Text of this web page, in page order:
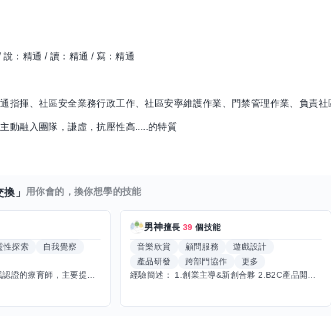
：精通 / 讀：精通 / 寫：精通
指揮、社區安全業務行政工作、社區安寧維護作業、門禁管理作業、負責社
動融入團隊，謙虛，抗壓性高.....的特質
」 用你會的，換你想學的技能
性探索
自我覺察
結合靈魂療癒x NGH催眠認證的療育師，主要提供潛意識探索和靈魂導向的催眠療育。你會全程100%清醒跟我對話。
男神擅長39 個技能
音樂欣賞 顧問服務
遊戲設計
產品研發
跨部門協作
更多
經驗簡述： 1.創業主導&新創合夥 2.B2C產品開發運營一條龍 3.AI應用開發與量化研究新創 標籤話題都可以聊，開放交流 找尋共同創業機會，亦歡迎新創收編